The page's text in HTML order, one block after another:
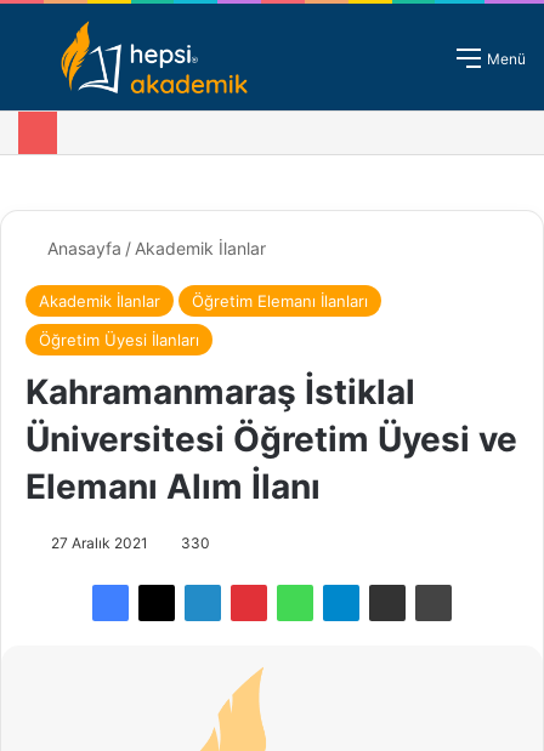
Giriş - Kayıt Menü
Anasayfa / Akademik İlanlar
Akademik İlanlar
Öğretim Elemanı İlanları
Öğretim Üyesi İlanları
Kahramanmaraş İstiklal
Üniversitesi Öğretim Üyesi ve
Elemanı Alım İlanı
27 Aralık 2021 330